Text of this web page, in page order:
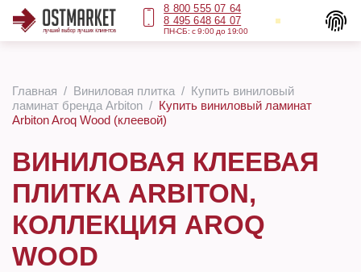
8 800 555 07 64
8 495 648 64 07
ПН-СБ: с 9:00 до 19:00
Главная Виниловая плитка
Купить виниловый
ламинат бренда Arbiton
Купить виниловый ламинат
Arbiton Aroq Wood (клеевой)
ВИНИЛОВАЯ КЛЕЕВАЯ
ПЛИТКА ARBITON,
КОЛЛЕКЦИЯ AROQ
WOOD